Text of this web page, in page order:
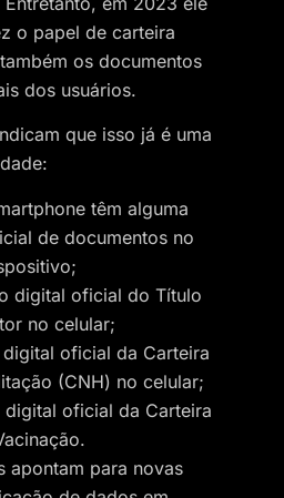
o papel de carteira
os documentos
dos usuários.
que isso já é uma
têm alguma
de documentos no
digital oficial do Título
no celular;
oficial da Carteira
(CNH) no celular;
oficial da Carteira
apontam para novas